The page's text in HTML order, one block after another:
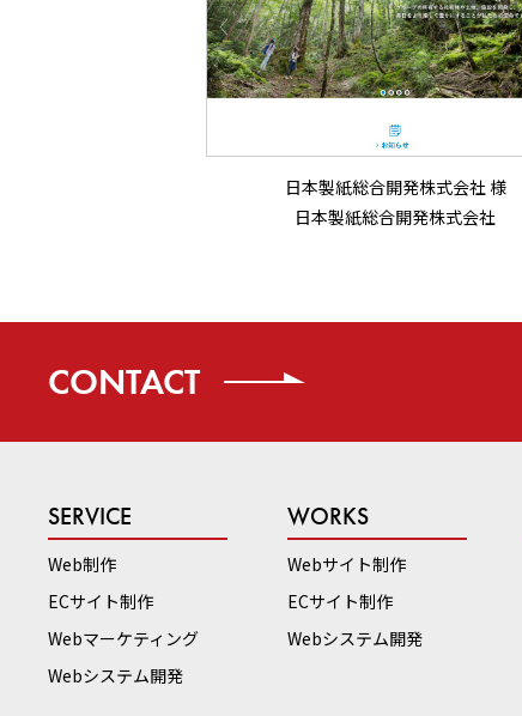
日本製紙総合開発株式会社 様
日本製紙総合開発株式会社
CONTACT
SERVICE
Web制作
ECサイト制作
Webマーケティング
Webシステム開発
WORKS
Webサイト制作
ECサイト制作
Webシステム開発